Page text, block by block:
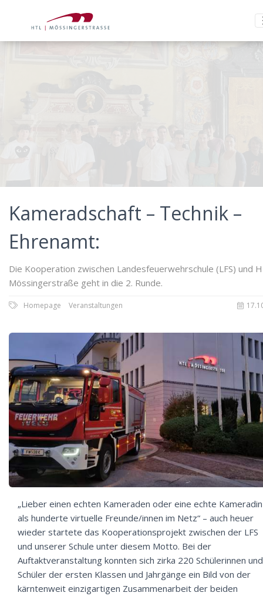
Kameradschaft – Technik –
Ehrenamt:
Die Kooperation zwischen Landesfeuerwehrschule (LFS) und
Mössingerstraße geht in die 2. Runde.
Homepage Veranstaltungen
„Lieber einen echten Kameraden oder eine echte Kameradin
als hunderte virtuelle Freunde/innen im Netz“ – auch heuer
wieder startete das Kooperationsprojekt zwischen der LFS
und unserer Schule unter diesem Motto. Bei der
Auftaktveranstaltung konnten sich zirka 220 Schülerinnen und
Schüler der ersten Klassen und Jahrgänge ein Bild von der
kärntenweit einzigartigen Zusammenarbeit der beiden